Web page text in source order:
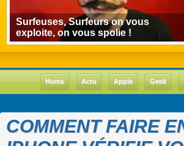
Surfeuses, Surfeurs on vous
exploite, on vous spolie !
Home Actu Apple Geek
COMMENT FAIRE